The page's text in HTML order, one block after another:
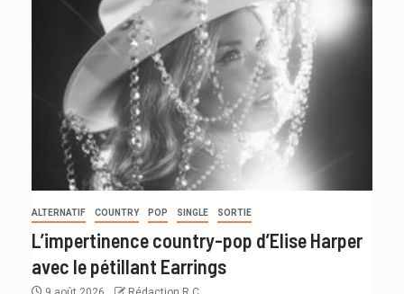
ALTERNATIF COUNTRY POP SINGLE SORTIE
L’impertinence country-pop d’Elise Harper
avec le pétillant Earrings